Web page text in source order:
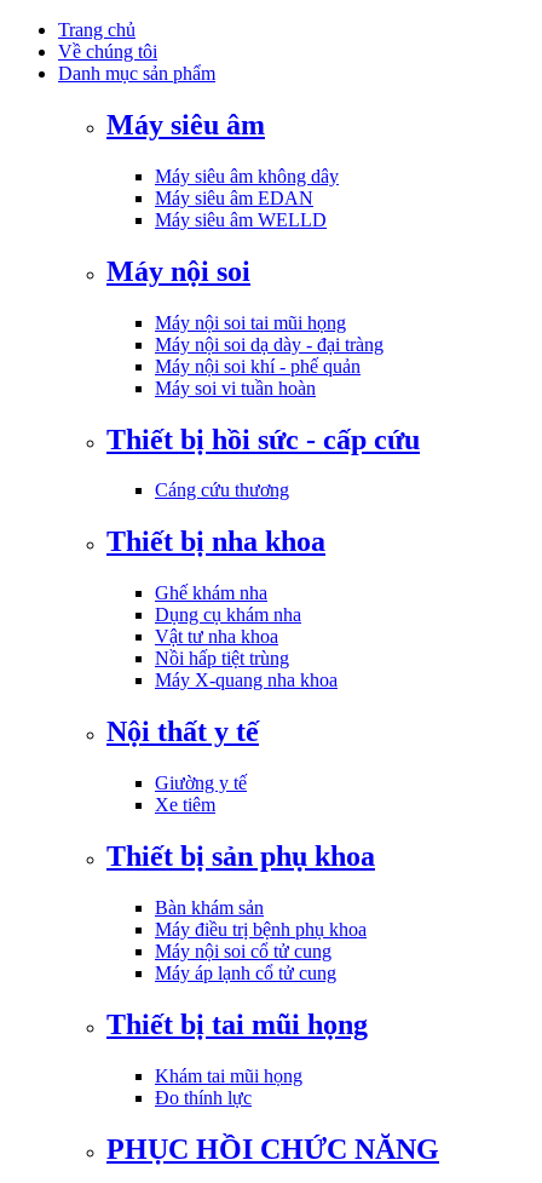
Trang chủ
Về chúng tôi
Danh mục sản phẩm
Máy siêu âm
Máy siêu âm không dây
Máy siêu âm EDAN
Máy siêu âm WELLD
Máy nội soi
Máy nội soi tai mũi họng
Máy nội soi dạ dày - đại tràng
Máy nội soi khí - phế quản
Máy soi vi tuần hoàn
Thiết bị hồi sức - cấp cứu
Cáng cứu thương
Thiết bị nha khoa
Ghế khám nha
Dụng cụ khám nha
Vật tư nha khoa
Nồi hấp tiệt trùng
Máy X-quang nha khoa
Nội thất y tế
Giường y tế
Xe tiêm
Thiết bị sản phụ khoa
Bàn khám sản
Máy điều trị bệnh phụ khoa
Máy nội soi cổ tử cung
Máy áp lạnh cổ tử cung
Thiết bị tai mũi họng
Khám tai mũi họng
Đo thính lực
PHỤC HỒI CHỨC NĂNG